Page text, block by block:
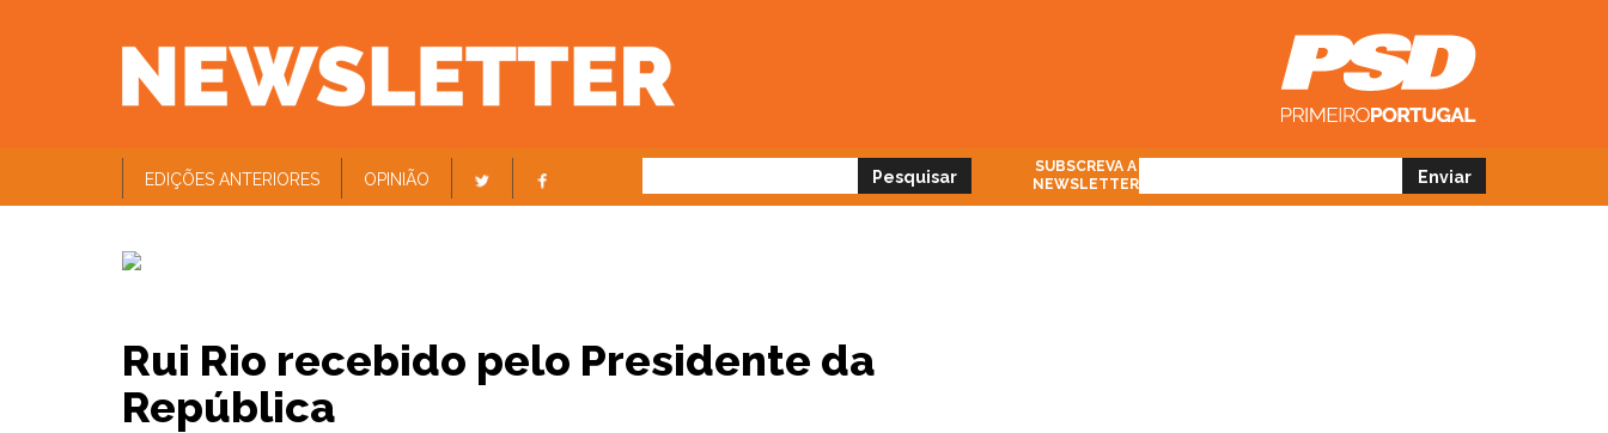
EDIÇÕES ANTERIORES OPINIÃO
SUBSCREVA A
NEWSLETTER
Rui Rio recebido pelo Presidente da
República